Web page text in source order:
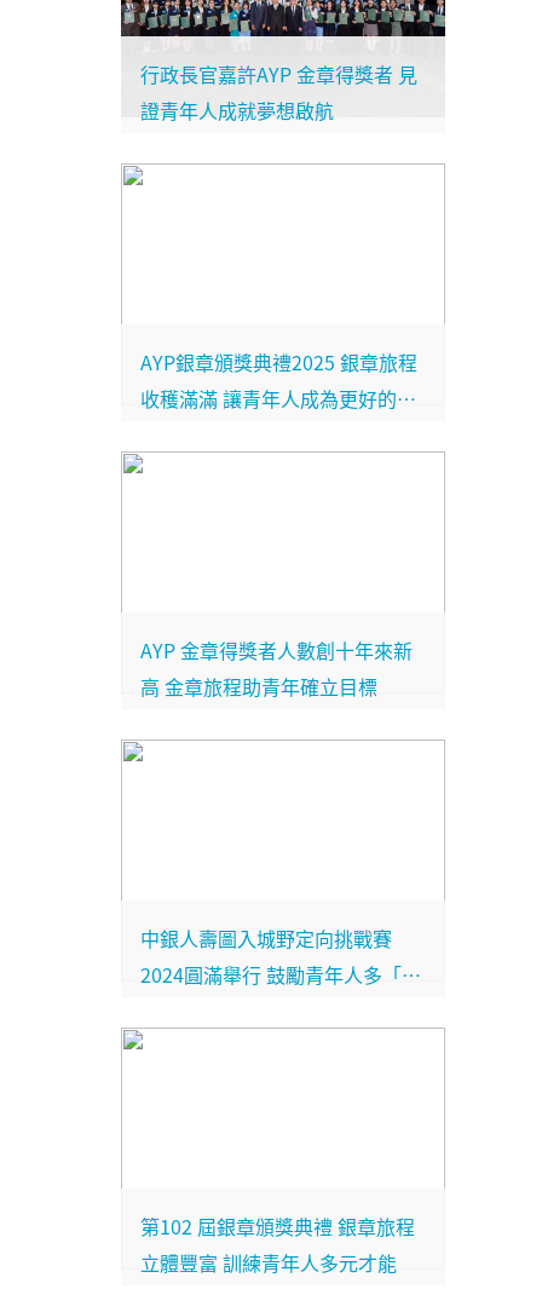
行政長官嘉許AYP 金章得獎者 見
證青年人成就夢想啟航
AYP銀章頒獎典禮2025 銀章旅程
收穫滿滿 讓青年人成為更好的自
AYP 金章得獎者人數創十年來新
高 金章旅程助青年確立目標
中銀人壽圖入城野定向挑戰賽
2024圓滿舉行 鼓勵青年人多「走
第102 屆銀章頒獎典禮 銀章旅程
立體豐富 訓練青年人多元才能